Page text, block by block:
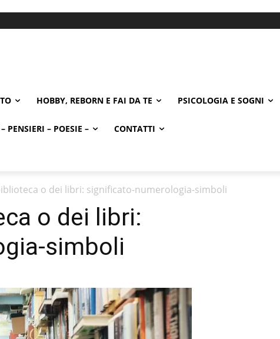
HOBBY, REBORN E FAI DA TE PSICOLOGIA E SOGNI
PENSIERI – POESIE – CONTATTI
o dei libri: significato-numerologia-simboli
o dei libri:
simboli